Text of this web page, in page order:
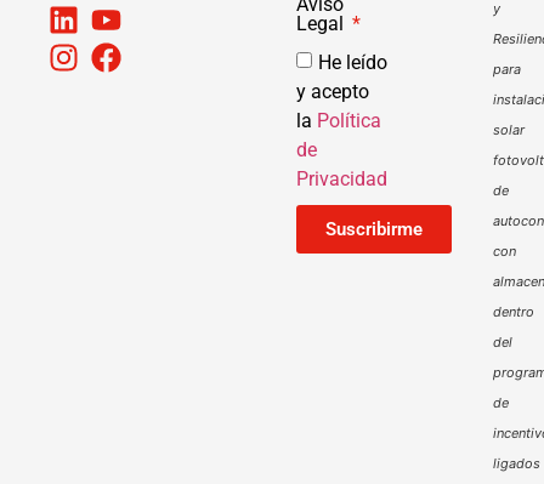
Aviso
Legal
He leído
y acepto
la Política
de
Privacidad
Suscribirme
y
para
solar
de
con
dentro
del
de
ligados